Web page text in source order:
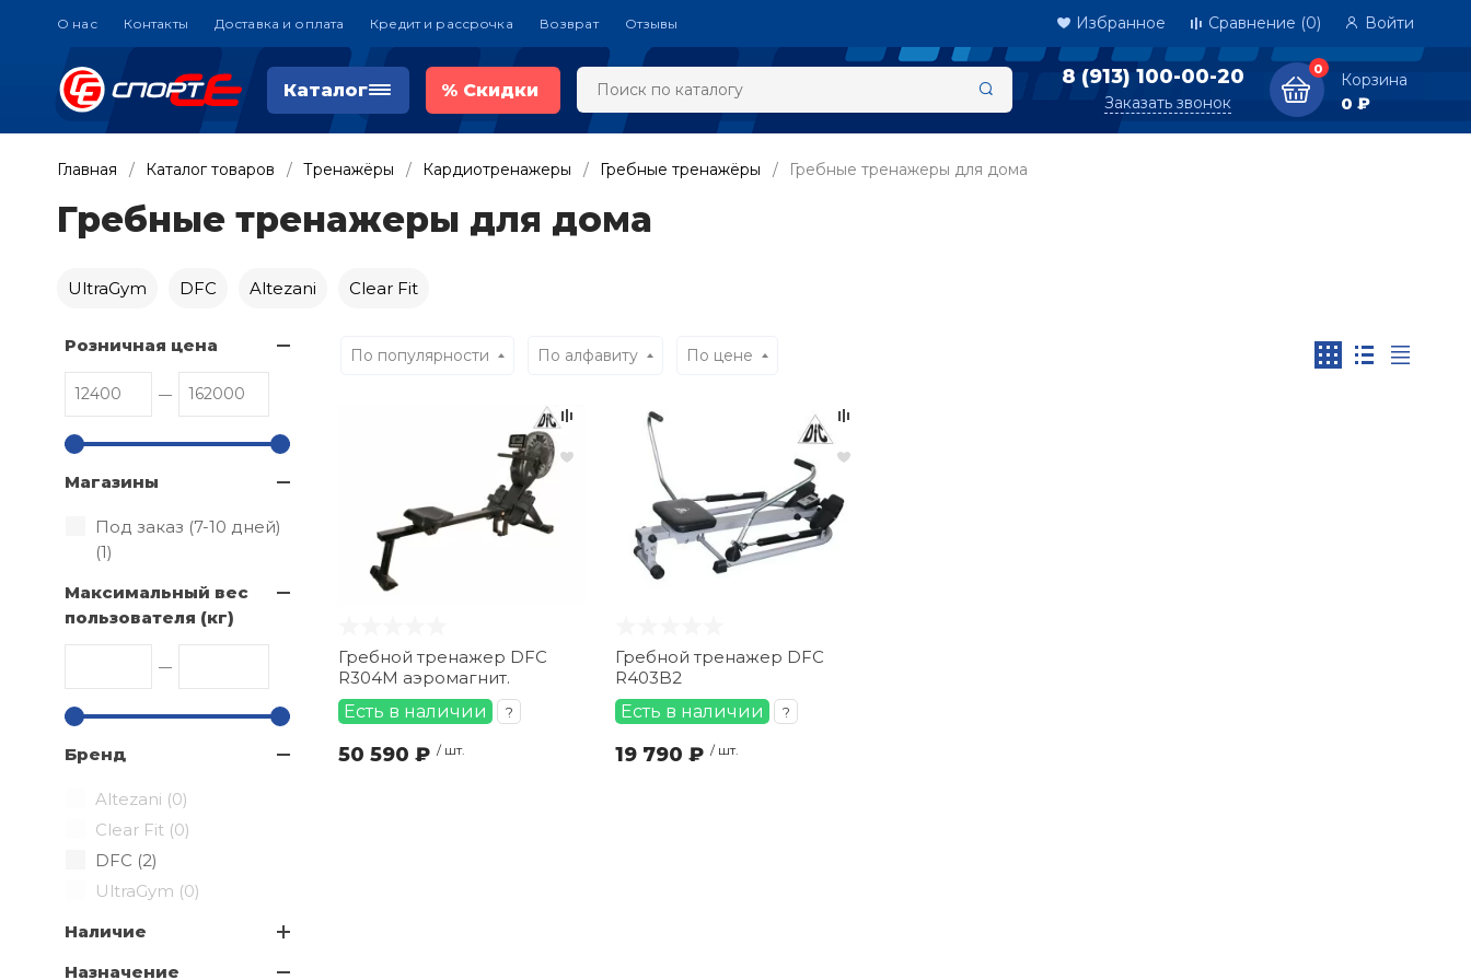
О нас Контакты Доставка и оплата Кредит и рассрочка Возврат Отзывы Избранное Сравнение (0) Войти
Каталог % Скидки
8 (913) 100-00-20
Заказать звонок
0
Корзина
0 ₽
Главная Каталог товаров Тренажёры Кардиотренажеры Гребные тренажёры Гребные тренажеры для дома
Гребные тренажеры для дома
UltraGym DFC Altezani Clear Fit
Розничная цена
Магазины
Под заказ (7-10 дней)
(1)
Максимальный вес
пользователя (кг)
Бренд
Altezani (0)
Clear Fit (0)
DFC (2)
UltraGym (0)
Наличие
Назначение
По популярности По алфавиту По цене
Гребной тренажер DFC
R304M аэромагнит.
Есть в наличии
?
50 590 ₽ / шт.
Гребной тренажер DFC
R403B2
Есть в наличии
?
19 790 ₽ / шт.